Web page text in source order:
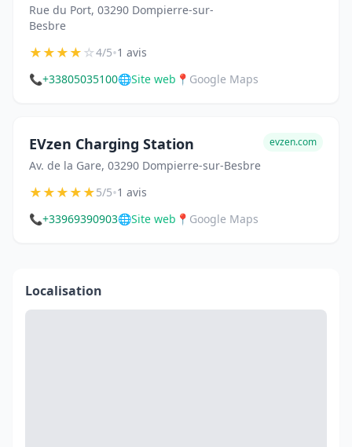
Rue du Port, 03290 Dompierre-sur-
Besbre
★★★★☆4/5•1 avis
📞+33805035100🌐Site web 📍 Google Maps
EVzen Charging Station
Av. de la Gare, 03290 Dompierre-sur-Besbre
evzen.com
★★★★★5/5•1 avis
📞+33969390903🌐Site web 📍 Google Maps
Localisation